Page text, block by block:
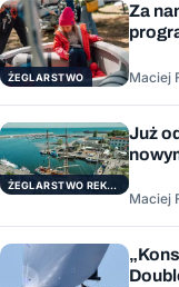
ŻEGLARSTWO
Za
Maciej
ŻEGLARSTWO REKERACYJNE
Już
Maciej